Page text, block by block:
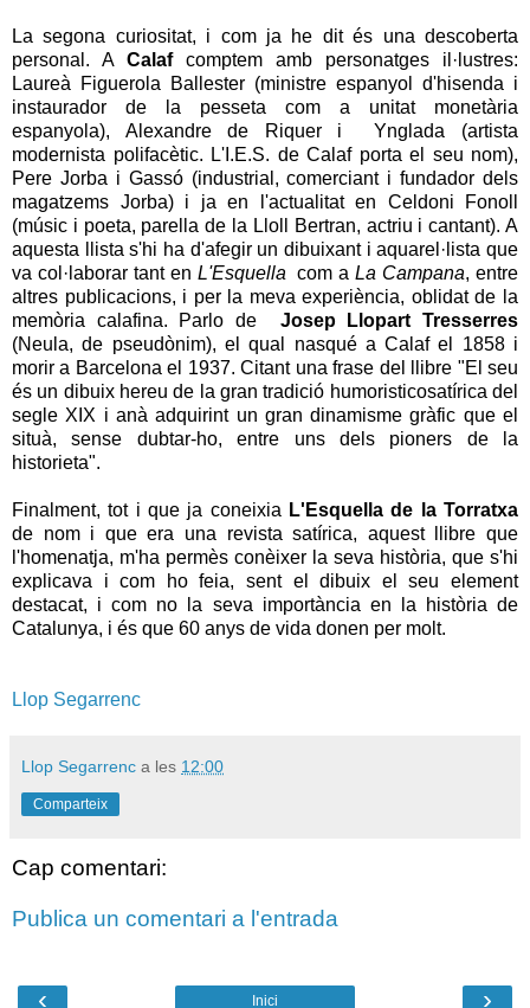
La segona curiositat, i com ja he dit és una descoberta
personal. A Calafcomptem amb personatges il·lustres:
Laureà Figuerola Ballester (ministre espanyol d'hisenda i
instaurador de la pesseta com a unitat monetària
espanyola), Alexandre de Riquer i Ynglada (artista
modernista polifacètic. L'I.E.S. de Calaf porta el seu nom),
Pere Jorba i Gassó (industrial, comerciant i fundador dels
magatzems Jorba) i ja en l'actualitat en Celdoni Fonoll
(músic i poeta, parella de la Lloll Bertran, actriu i cantant). A
aquesta llista s'hi ha d'afegir un dibuixant i aquarel·lista que
va col·laborar tant en L'Esquella com aLa Campana, entre
altres publicacions, i per la meva experiència, oblidat de la
memòria calafina. Parlo de Josep Llopart Tresserres
(Neula, de pseudònim), el qual nasqué a Calaf el 1858 i
morir a Barcelona el 1937. Citant una frase del llibre "El seu
és un dibuix hereu de la gran tradició humoristicosatírica del
segle XIX i anà adquirint un gran dinamisme gràfic que el
situà, sense dubtar-ho, entre uns dels pioners de la
historieta".
Finalment, tot i que ja coneixia L'Esquella de la Torratxa
de nom i que era una revista satírica, aquest llibre que
l'homenatja, m'ha permès conèixer la seva història, que s'hi
explicava i com ho feia, sent el dibuix el seu element
destacat, i com no la seva importància en la història de
Catalunya, i és que 60 anys de vida donen per molt.
Llop Segarrenc
Llop Segarrenc a les 12:00
Comparteix
Cap comentari:
Publica un comentari a l'entrada
‹ ›
Inici